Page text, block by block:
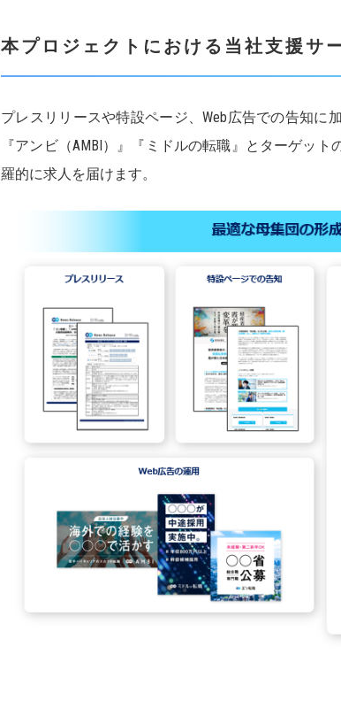
本プロジェクトにおける当社支援サ
プレスリリースや特設ページ、Web広告での告知に
『アンビ（AMBI）』『ミドルの転職』とターゲッ
羅的に求人を届けます。